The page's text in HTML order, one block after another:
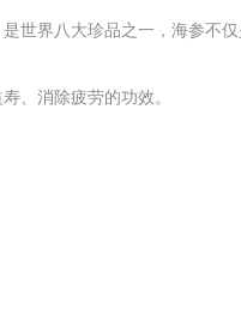
世界八大珍品之一，海参不
、消除疲劳的功效。